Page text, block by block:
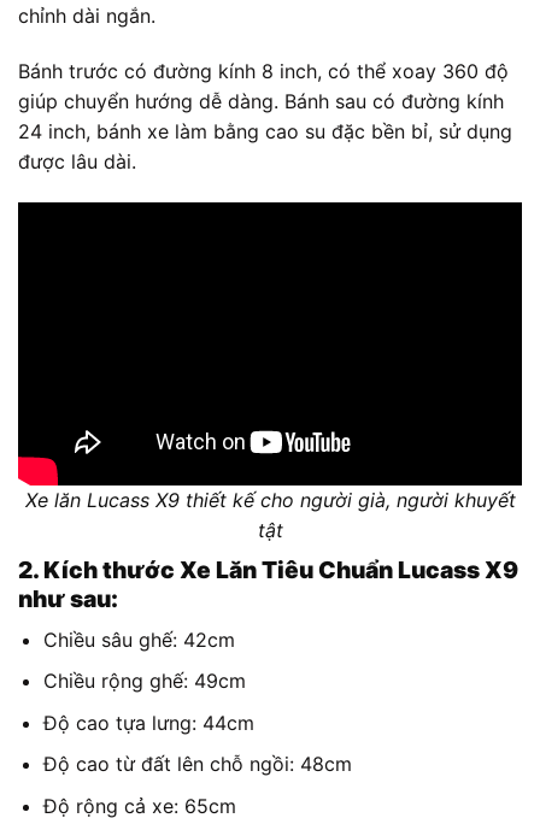
chỉnh dài ngắn.
Bánh trước có đường kính 8 inch, có thể xoay 360 độ
giúp chuyển hướng dễ dàng. Bánh sau có đường kính
24 inch, bánh xe làm bằng cao su đặc bền bỉ, sử dụng
được lâu dài.
Xe lăn Lucass X9 thiết kế cho người già, người khuyết
tật
2. Kích thước Xe Lăn Tiêu Chuẩn Lucass X9
như sau:
Chiều sâu ghế: 42cm
Chiều rộng ghế: 49cm
Độ cao tựa lưng: 44cm
Độ cao từ đất lên chỗ ngồi: 48cm
Độ rộng cả xe: 65cm